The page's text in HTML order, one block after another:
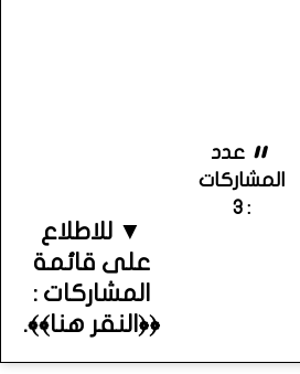
عدد
المشاركات
: 3
▼ للاطلاع
على قائمة
المشاركات :
﴿﴿النقر هنا﴾﴾.